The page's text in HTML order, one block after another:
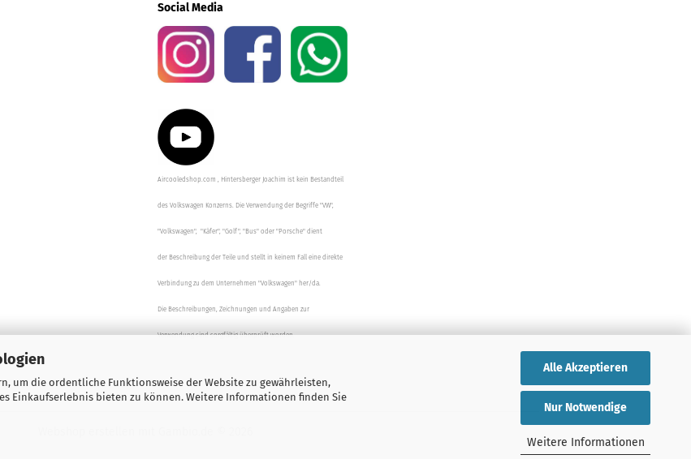
um die ordentliche Funktionsweise der Website zu gewährleisten,
Einkaufserlebnis bieten zu können. Weitere Informationen finden Sie
Alle Akzeptieren
Nur Notwendige
Weitere Informationen
Social Media
Aircooledshop.com , Hintersberger Joachim ist kein Bestandteil
des Volkswagen Konzerns. Die Verwendung der Begriffe "VW",
"Volkswagen", "Käfer", "Golf", "Bus" oder "Porsche" dient
der Beschreibung der Teile und stellt in keinem Fall eine direkte
Verbindung zu dem Unternehmen "Volkswagen" her/da.
Die Beschreibungen, Zeichnungen und Angaben zur
Verwendung sind sorgfältig überprüft worden.